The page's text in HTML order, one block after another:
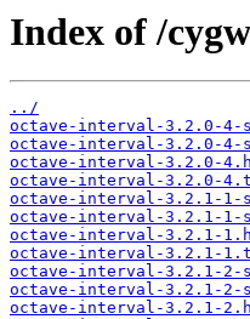
Index of /
../
octave-interval-3.2.0-4-
octave-interval-3.2.0-
octave-interval-3.2.0-
octave-interval-3.2.0-
octave-interval-3.2.1-1-
octave-interval-3.2.1-
octave-interval-3.2.1-
octave-interval-3.2.1-
octave-interval-3.2.1-2-
octave-interval-3.2.1-
octave-interval-3.2.1-